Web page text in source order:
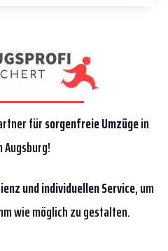
fürsorgenfreie Umzügein
Augsburg!
und individuellen Service, um
wie möglich zu gestalten.